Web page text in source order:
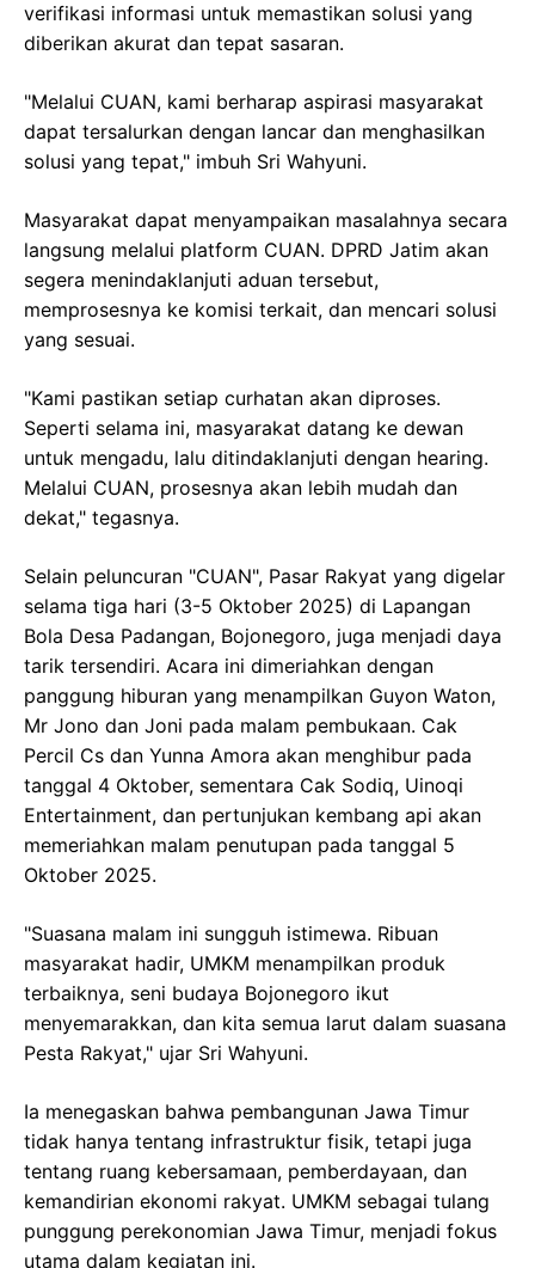
verifikasi informasi untuk memastikan solusi yang
diberikan akurat dan tepat sasaran.
"Melalui CUAN, kami berharap aspirasi masyarakat
dapat tersalurkan dengan lancar dan menghasilkan
solusi yang tepat," imbuh Sri Wahyuni.
Masyarakat dapat menyampaikan masalahnya secara
langsung melalui platform CUAN. DPRD Jatim akan
segera menindaklanjuti aduan tersebut,
memprosesnya ke komisi terkait, dan mencari solusi
yang sesuai.
"Kami pastikan setiap curhatan akan diproses.
Seperti selama ini, masyarakat datang ke dewan
untuk mengadu, lalu ditindaklanjuti dengan hearing.
Melalui CUAN, prosesnya akan lebih mudah dan
dekat," tegasnya.
Selain peluncuran "CUAN", Pasar Rakyat yang digelar
selama tiga hari (3-5 Oktober 2025) di Lapangan
Bola Desa Padangan, Bojonegoro, juga menjadi daya
tarik tersendiri. Acara ini dimeriahkan dengan
panggung hiburan yang menampilkan Guyon Waton,
Mr Jono dan Joni pada malam pembukaan. Cak
Percil Cs dan Yunna Amora akan menghibur pada
tanggal 4 Oktober, sementara Cak Sodiq, Uinoqi
Entertainment, dan pertunjukan kembang api akan
memeriahkan malam penutupan pada tanggal 5
Oktober 2025.
"Suasana malam ini sungguh istimewa. Ribuan
masyarakat hadir, UMKM menampilkan produk
terbaiknya, seni budaya Bojonegoro ikut
menyemarakkan, dan kita semua larut dalam suasana
Pesta Rakyat," ujar Sri Wahyuni.
Ia menegaskan bahwa pembangunan Jawa Timur
tidak hanya tentang infrastruktur fisik, tetapi juga
tentang ruang kebersamaan, pemberdayaan, dan
kemandirian ekonomi rakyat. UMKM sebagai tulang
punggung perekonomian Jawa Timur, menjadi fokus
utama dalam kegiatan ini.